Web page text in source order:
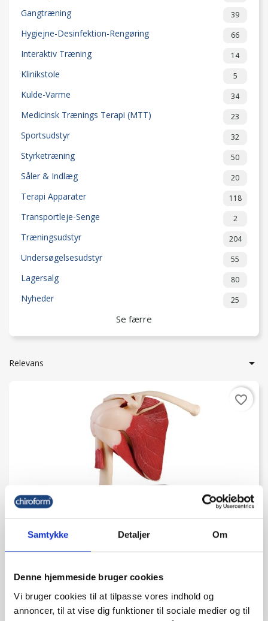
Samtykke Detaljer Om
Denne hjemmeside bruger cookies
Vi bruger cookies til at tilpasse vores indhold og
annoncer, til at vise dig funktioner til sociale medier og til
Gangtræning 39
Hygiejne-Desinfektion-Rengøring 66
Interaktiv Træning 14
Klinikstole 5
Kulde-Varme 34
Medicinsk Trænings Terapi (MTT) 23
Sportsudstyr 32
Styrketræning 50
Såler & Indlæg 20
Terapi Apparater 118
Transportleje-Senge 2
Træningsudstyr 204
Undersøgelsesudstyr 55
Lagersalg 80
Nyheder 25
Se færre
Relevans 
Skulderled Med Muskler
kr. 1.410,00
favorite_border